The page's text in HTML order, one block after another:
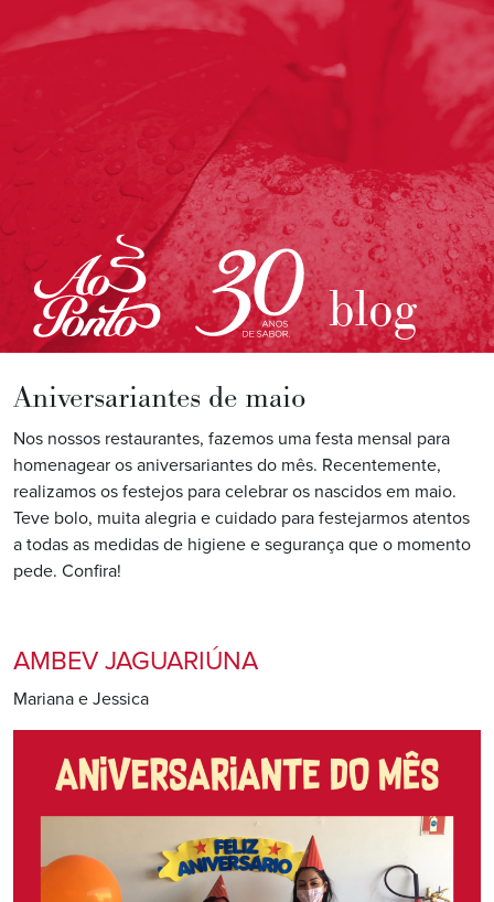
blog
Aniversariantes de maio
Nos nossos restaurantes, fazemos uma festa mensal para
homenagear os aniversariantes do mês. Recentemente,
realizamos os festejos para celebrar os nascidos em maio.
Teve bolo, muita alegria e cuidado para festejarmos atentos
a todas as medidas de higiene e segurança que o momento
pede. Confira!
AMBEV JAGUARIÚNA
Mariana e Jessica